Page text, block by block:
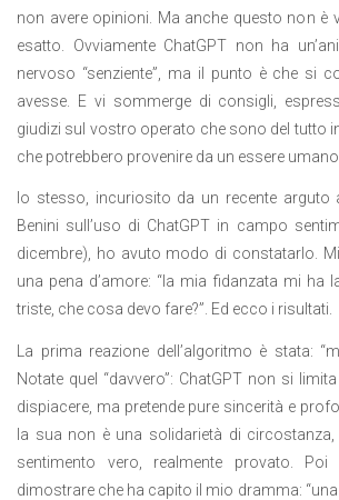
non avere opinioni. Ma anche questo non è
esatto. Ovviamente ChatGPT non ha
nervoso “senziente”, ma il punto è che si
avesse. E vi sommerge di consigli,
giudizi sul vostro operato che sono del tutto
che potrebbero provenire da un essere
Io stesso, incuriosito da un recente arguto
Benini sull’uso di ChatGPT in campo
dicembre), ho avuto modo di constatarlo.
una pena d’amore: “la mia fidanzata mi ha
triste, che cosa devo fare?”. Ed ecco i risultati.
La prima reazione dell’algoritmo è stata:
Notate quel “davvero”: ChatGPT non si
dispiacere, ma pretende pure sincerità e
la sua non è una solidarietà di
sentimento vero, realmente provato.
dimostrare che ha capito il mio dramma: